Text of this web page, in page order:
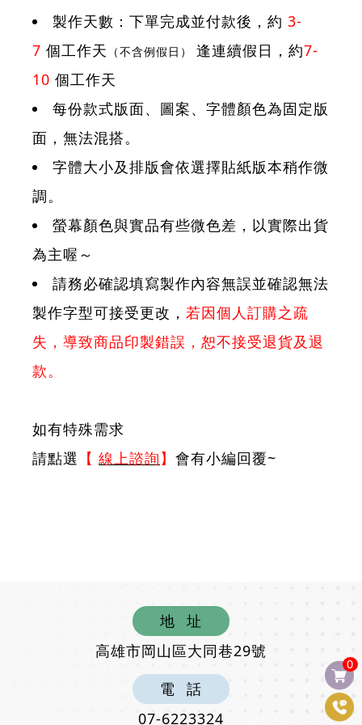
0
製作天數：下單完成並付款後，約 3-
7 個工作天 （不含例假日） 逢連續假日，約7-
10 個工作天
每份款式版面、圖案、字體顏色為固定版
面，無法混搭。
字體大小及排版會依選擇貼紙版本稍作微
調。
螢幕顏色與實品有些微色差，以實際出貨
為主喔～
請務必確認填寫製作內容無誤並確認無法
製作字型可接受更改， 若因個人訂購之疏
失，導致商品印製錯誤，恕不接受退貨及退
款。
如有特殊需求
請點選 【 線上諮詢】 會有小編回覆~
地
址
高雄市岡山區大同巷29號
電
話
07-6223324